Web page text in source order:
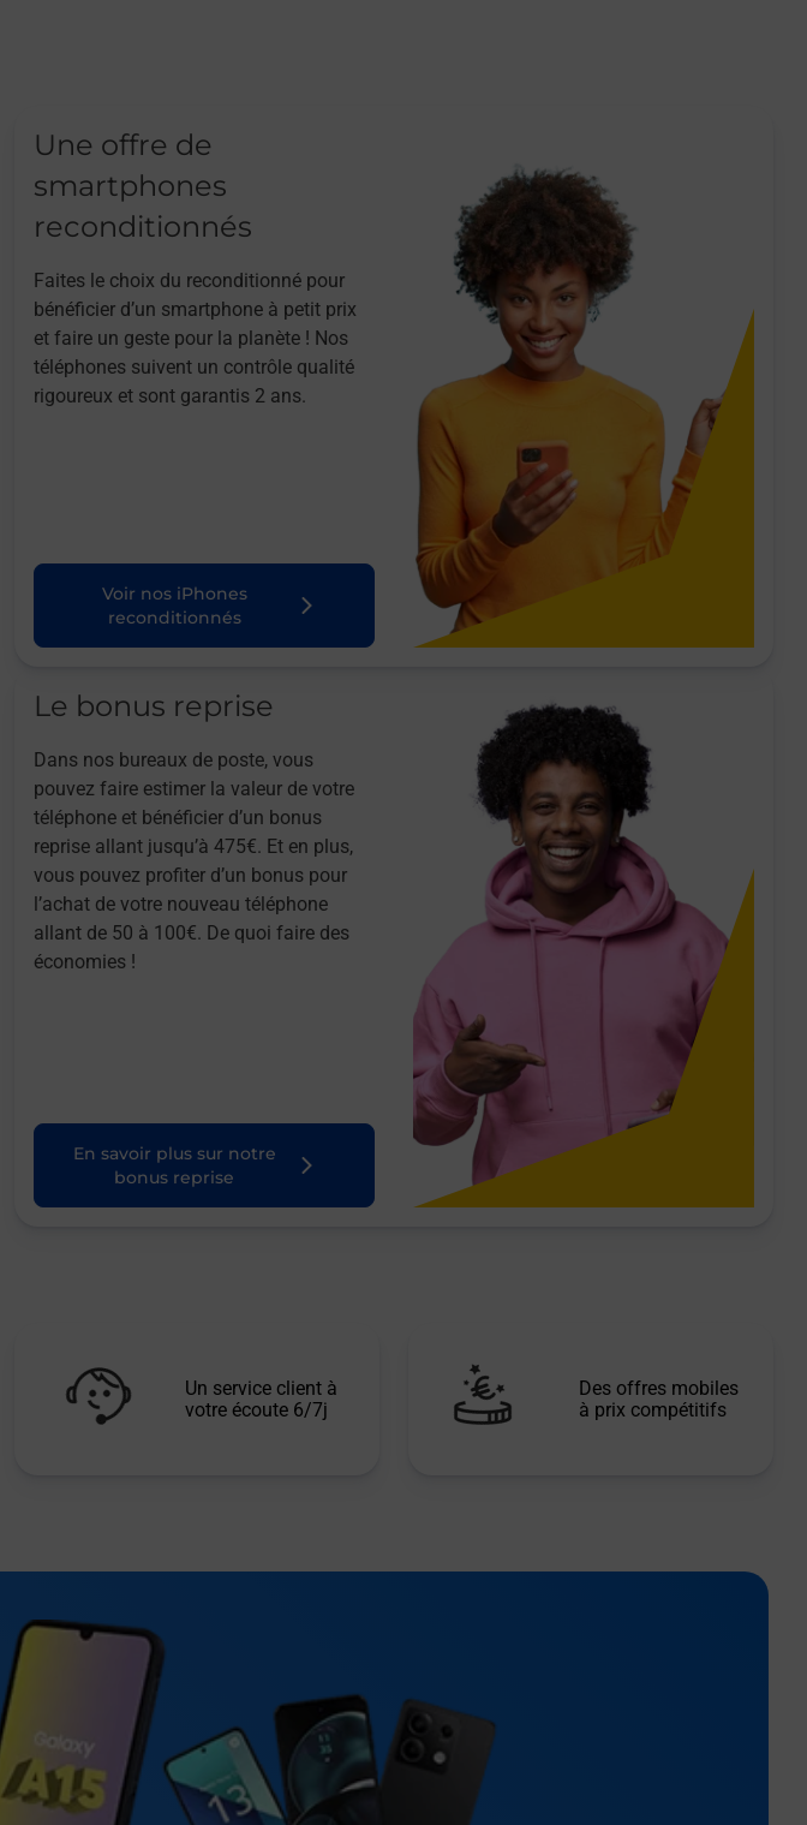
Une offre de
smartphones
reconditionnés
Faites le choix du reconditionné pour
bénéficier d’un smartphone à petit prix
et faire un geste pour la planète ! Nos
téléphones suivent un contrôle qualité
rigoureux et sont garantis 2 ans.
Voir nos iPhones
reconditionnés
Le bonus reprise
Dans nos bureaux de poste, vous
pouvez faire estimer la valeur de votre
téléphone et bénéficier d’un bonus
reprise allant jusqu’à 475€. Et en plus,
vous pouvez profiter d’un bonus pour
l’achat de votre nouveau téléphone
allant de 50 à 100€. De quoi faire des
économies !
En savoir plus sur notre
bonus reprise
Un service client à
votre écoute 6/7j
Des offres mobiles
à prix compétitifs